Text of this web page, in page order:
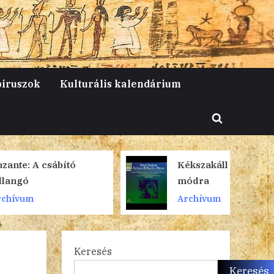
Kulturális kalendárium
Toggle
search
form
Kékszakáll francia
módra
Archívum
Keresés
Keresés